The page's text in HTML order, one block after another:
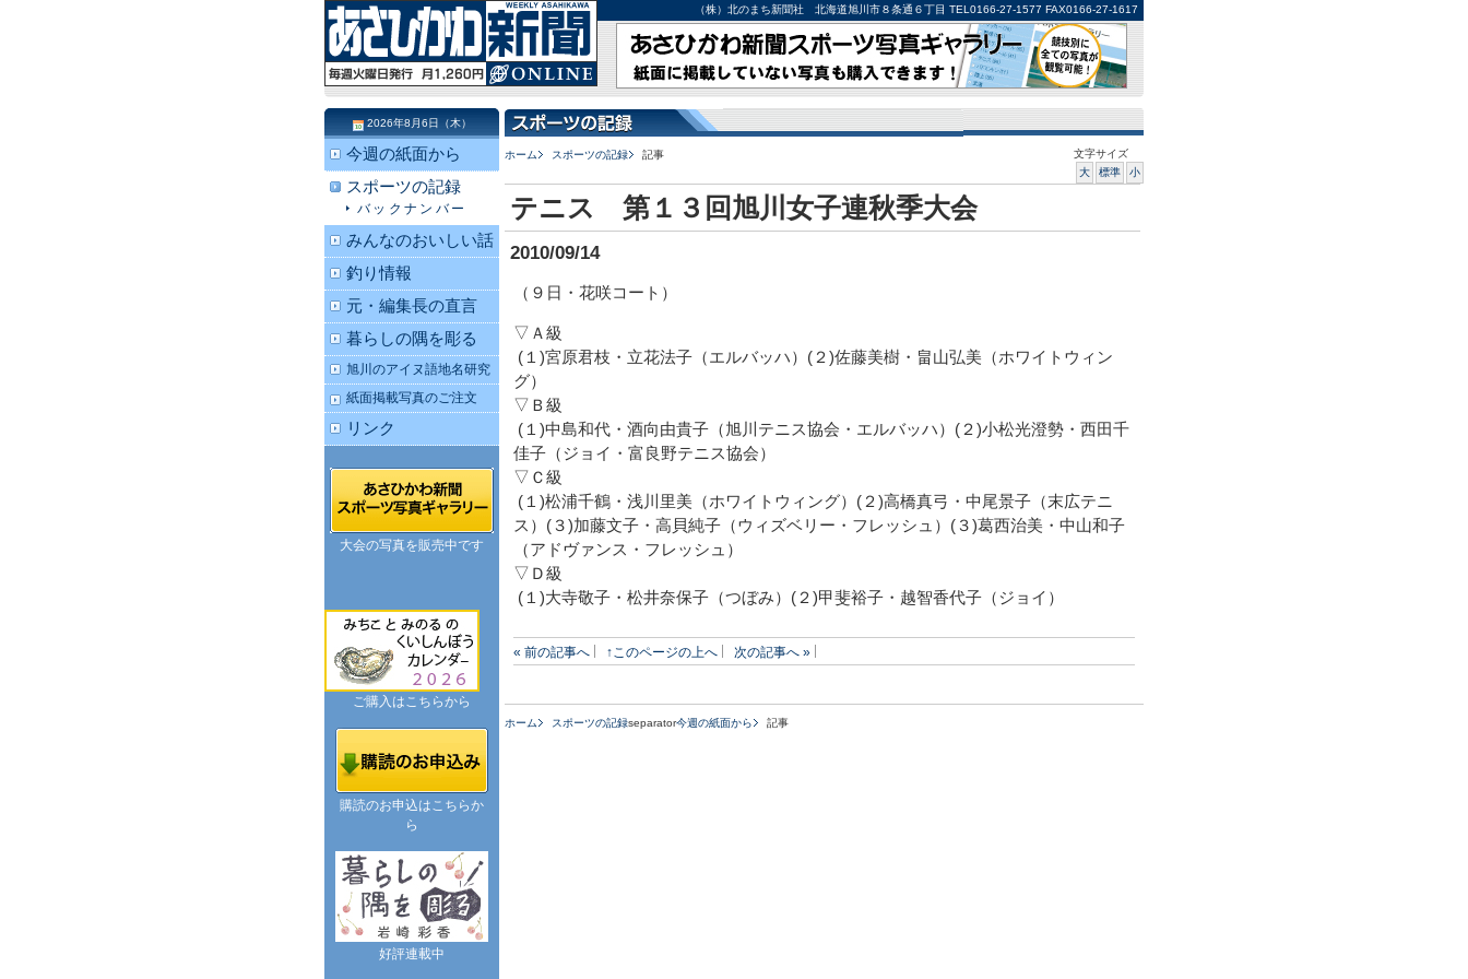
（株）北のまち新聞社 北海道旭川市８条通６丁目 TEL0166-27-1577 FAX0166-27-1617
ホーム スポーツの記録 記事
文字サイズ
大
標準 小
テニス 第１３回旭川女子連秋季大会
2010/09/14
（９日・花咲コート）
▽Ａ級
(１)宮原君枝・立花法子（エルバッハ）(２)佐藤美樹・畠山弘美（ホワイトウィン
グ）
▽Ｂ級
(１)中島和代・酒向由貴子（旭川テニス協会・エルバッハ）(２)小松光澄勢・西田千
佳子（ジョイ・富良野テニス協会）
▽Ｃ級
(１)松浦千鶴・浅川里美（ホワイトウィング）(２)高橋真弓・中尾景子（末広テニ
ス）(３)加藤文子・高貝純子（ウィズベリー・フレッシュ）(３)葛西治美・中山和子
（アドヴァンス・フレッシュ）
▽Ｄ級
(１)大寺敬子・松井奈保子（つぼみ）(２)甲斐裕子・越智香代子（ジョイ）
« 前の記事へ ↑このページの上へ 次の記事へ »
ホーム スポーツの記録separator今週の紙面から 記事
2026年8月6日（木）
今週の紙面から
スポーツの記録
バックナンバー
みんなのおいしい話
釣り情報
元・編集長の直言
暮らしの隅を彫る
旭川のアイヌ語地名研究
紙面掲載写真のご注文
リンク
大会の写真を販売中です
ご購入はこちらから
購読のお申込はこちらか
ら
好評連載中